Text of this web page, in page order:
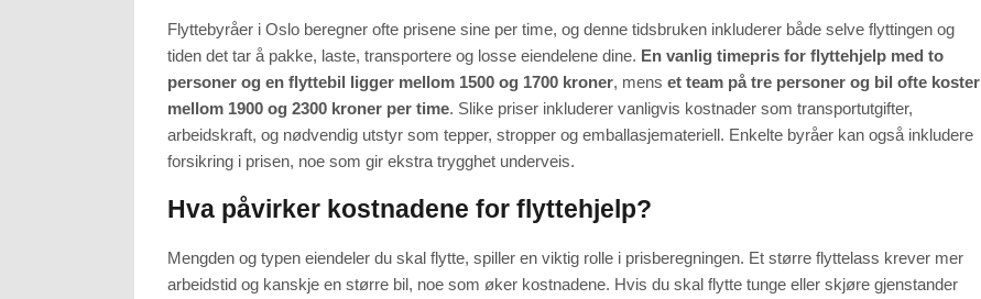
Flyttebyråer i Oslo beregner ofte prisene sine per time, og denne tidsbruken inkluderer både selve flyttingen og
tiden det tar å pakke, laste, transportere og losse eiendelene dine. En vanlig timepris for flyttehjelp med to
personer og en flyttebil ligger mellom 1500 og 1700 kroner, mens et team på tre personer og bil ofte koster
mellom 1900 og 2300 kroner per time. Slike priser inkluderer vanligvis kostnader som transportutgifter,
arbeidskraft, og nødvendig utstyr som tepper, stropper og emballasjemateriell. Enkelte byråer kan også inkludere
forsikring i prisen, noe som gir ekstra trygghet underveis.
Hva påvirker kostnadene for flyttehjelp?
Mengden og typen eiendeler du skal flytte, spiller en viktig rolle i prisberegningen. Et større flyttelass krever mer
arbeidstid og kanskje en større bil, noe som øker kostnadene. Hvis du skal flytte tunge eller skjøre gjenstander